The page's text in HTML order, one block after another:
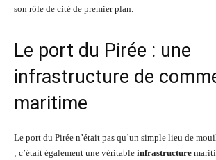
son rôle de cité de premier plan.
Le port du Pirée : une
infrastructure de
maritime
Le port du Pirée n’était pas qu’un simple lieu de
; c’était également une véritable infrastructure